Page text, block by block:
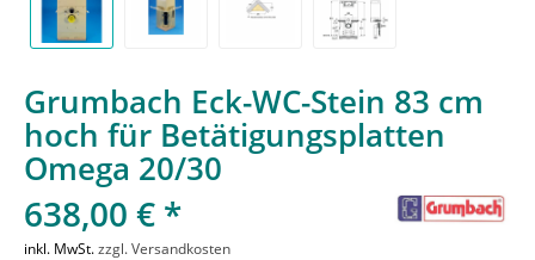
Grumbach Eck-WC-Stein 83 cm
hoch für Betätigungsplatten
Omega 20/30
638,00 € *
inkl. MwSt.zzgl. Versandkosten